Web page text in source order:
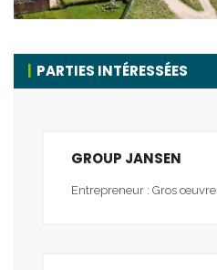
PARTIES INTÉRESSÉES
GROUP JANSEN
Entrepreneur : Gros œuvre